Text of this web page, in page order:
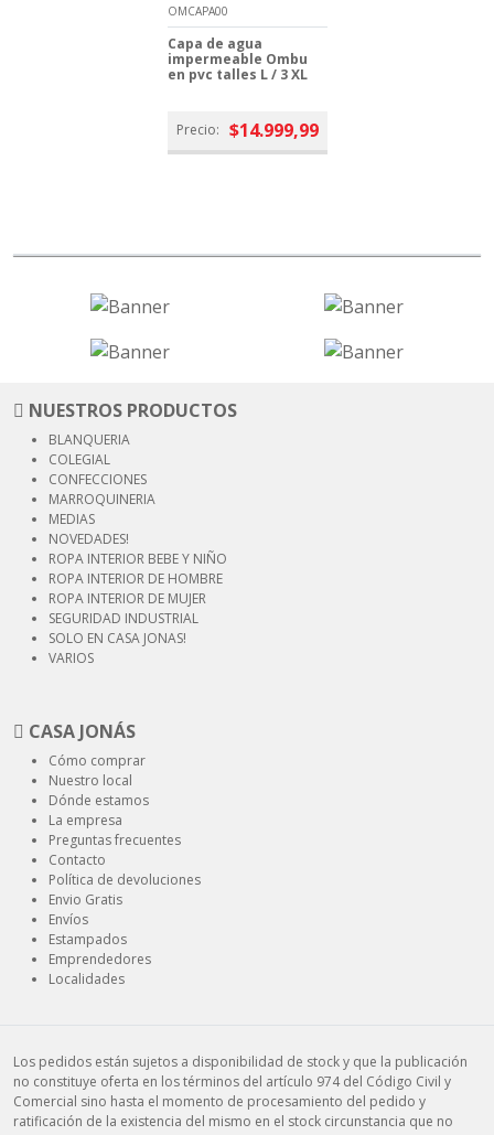
OMCAPA00
Capa de agua
impermeable Ombu
en pvc talles L / 3 XL
Precio: $14.999,99
NUESTROS PRODUCTOS
BLANQUERIA
COLEGIAL
CONFECCIONES
MARROQUINERIA
MEDIAS
NOVEDADES!
ROPA INTERIOR BEBE Y NIÑO
ROPA INTERIOR DE HOMBRE
ROPA INTERIOR DE MUJER
SEGURIDAD INDUSTRIAL
SOLO EN CASA JONAS!
VARIOS
CASA JONÁS
Cómo comprar
Nuestro local
Dónde estamos
La empresa
Preguntas frecuentes
Contacto
Política de devoluciones
Envio Gratis
Envíos
Estampados
Emprendedores
Localidades
Los pedidos están sujetos a disponibilidad de stock y que la publicación
no constituye oferta en los términos del artículo 974 del Código Civil y
Comercial sino hasta el momento de procesamiento del pedido y
ratificación de la existencia del mismo en el stock circunstancia que no